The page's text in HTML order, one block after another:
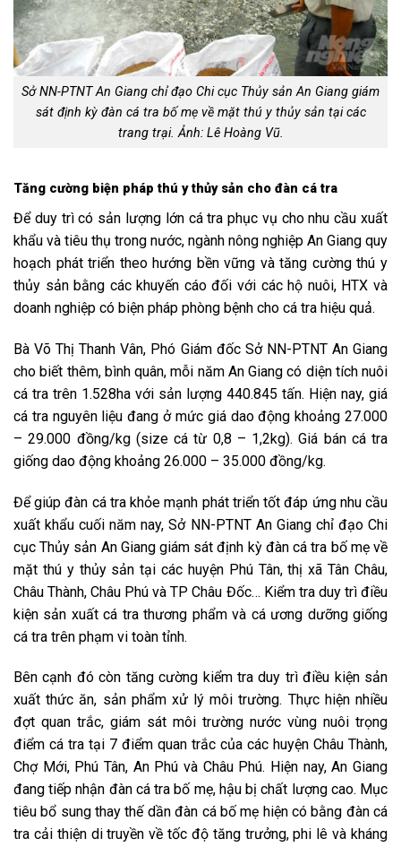
Sở NN-PTNT An Giang chỉ đạo Chi cục Thủy sản An Giang giám
sát định kỳ đàn cá tra bố mẹ về mặt thú y thủy sản tại các
trang trại. Ảnh: Lê Hoàng Vũ.
Tăng cường biện pháp thú y thủy sản cho đàn cá tra
Để duy trì có sản lượng lớn cá tra phục vụ cho nhu cầu xuất
khẩu và tiêu thụ trong nước, ngành nông nghiệp An Giang quy
hoạch phát triển theo hướng bền vững và tăng cường thú y
thủy sản bằng các khuyến cáo đối với các hộ nuôi, HTX và
doanh nghiệp có biện pháp phòng bệnh cho cá tra hiệu quả.
Bà Võ Thị Thanh Vân, Phó Giám đốc Sở NN-PTNT An Giang
cho biết thêm, bình quân, mỗi năm An Giang có diện tích nuôi
cá tra trên 1.528ha với sản lượng 440.845 tấn. Hiện nay, giá
cá tra nguyên liệu đang ở mức giá dao động khoảng 27.000
– 29.000 đồng/kg (size cá từ 0,8 – 1,2kg). Giá bán cá tra
giống dao động khoảng 26.000 – 35.000 đồng/kg.
Để giúp đàn cá tra khỏe mạnh phát triển tốt đáp ứng nhu cầu
xuất khẩu cuối năm nay, Sở NN-PTNT An Giang chỉ đạo Chi
cục Thủy sản An Giang giám sát định kỳ đàn cá tra bố mẹ về
mặt thú y thủy sản tại các huyện Phú Tân, thị xã Tân Châu,
Châu Thành, Châu Phú và TP Châu Đốc… Kiểm tra duy trì điều
kiện sản xuất cá tra thương phẩm và cá ương dưỡng giống
cá tra trên phạm vi toàn tỉnh.
Bên cạnh đó còn tăng cường kiểm tra duy trì điều kiện sản
xuất thức ăn, sản phẩm xử lý môi trường. Thực hiện nhiều
đợt quan trắc, giám sát môi trường nước vùng nuôi trọng
điểm cá tra tại 7 điểm quan trắc của các huyện Châu Thành,
Chợ Mới, Phú Tân, An Phú và Châu Phú. Hiện nay, An Giang
đang tiếp nhận đàn cá tra bố mẹ, hậu bị chất lượng cao. Mục
tiêu bổ sung thay thế dần đàn cá bố mẹ hiện có bằng đàn cá
tra cải thiện di truyền về tốc độ tăng trưởng, phi lê và kháng